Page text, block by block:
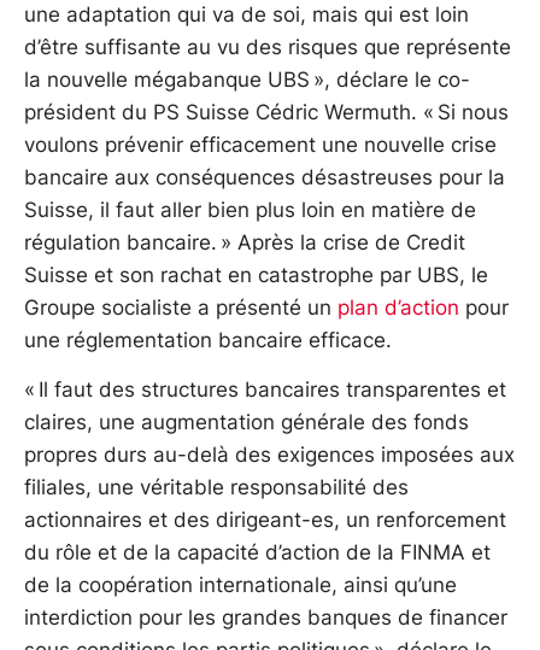
une adaptation qui va de soi, mais qui est loin
d’être suffisante au vu des risques que représente
la nouvelle mégabanque UBS », déclare le co-
président du PS Suisse Cédric Wermuth. « Si nous
voulons prévenir efficacement une nouvelle crise
bancaire aux conséquences désastreuses pour la
Suisse, il faut aller bien plus loin en matière de
régulation bancaire. » Après la crise de Credit
Suisse et son rachat en catastrophe par UBS, le
Groupe socialiste a présenté un plan d’action pour
une réglementation bancaire efficace.
« Il faut des structures bancaires transparentes et
claires, une augmentation générale des fonds
propres durs au-delà des exigences imposées aux
filiales, une véritable responsabilité des
actionnaires et des dirigeant-es, un renforcement
du rôle et de la capacité d’action de la FINMA et
de la coopération internationale, ainsi qu’une
interdiction pour les grandes banques de financer